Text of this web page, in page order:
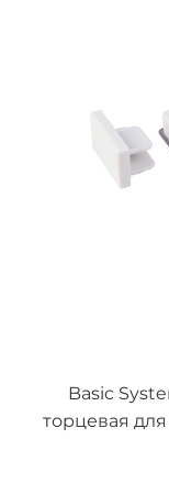
Basic
торцевая